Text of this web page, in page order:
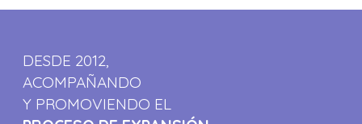
DESDE 2012,
ACOMPAÑANDO
Y PROMOVIENDO EL